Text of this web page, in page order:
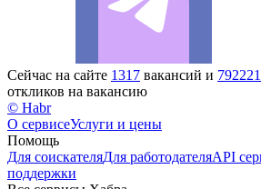
Сейчас на сайте 1317 вакансий и 792221
откликов на вакансию
© Habr
О сервисеУслуги и цены
Помощь
Для соискателяДля работодателяAPI
поддержки